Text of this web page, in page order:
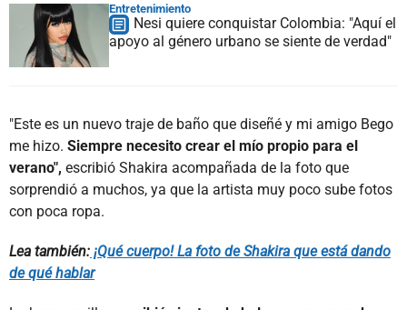
Entretenimiento
Nesi quiere conquistar Colombia: "Aquí el
apoyo al género urbano se siente de verdad"
"Este es un nuevo traje de baño que diseñé y mi amigo Bego
me hizo. Siempre necesito crear el mío propio para el
verano", escribió Shakira acompañada de la foto que
sorprendió a muchos, ya que la artista muy poco sube fotos
con poca ropa.
Lea también: ¡Qué cuerpo! La foto de Shakira que está dando
de qué hablar